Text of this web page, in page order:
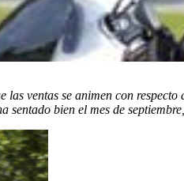
las ventas se animen con
sentado bien el mes de